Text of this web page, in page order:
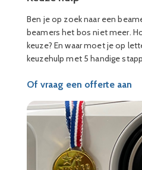
Ben je op zoek naar een
beamers het bos niet meer.
keuze? En waar moet je op
keuzehulp met 5 handige
Of vraag een offerte aan